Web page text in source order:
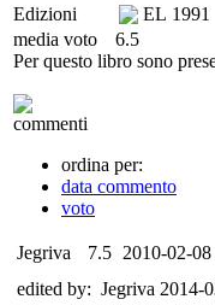
Edizioni
EL 1991
media voto
6.5
Per questo libro sono
commenti
ordina per:
data commento
voto
Jegriva 7.5 2010-02-
edited by: Jegriva 2014-